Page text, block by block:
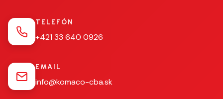
TELEFÓN
+421 33 640 0926
EMAIL
info@komaco-cba.sk